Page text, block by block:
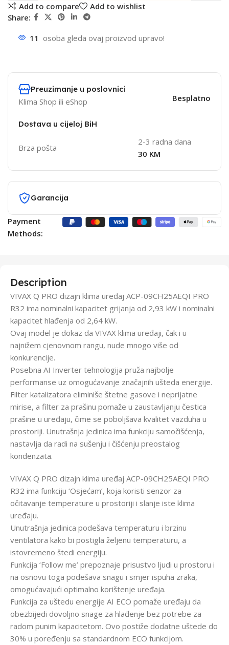
Add to compare
Add to wishlist
Share:
11 osoba gleda ovaj proizvod upravo!
Preuzimanje u poslovnici
Klima Shop ili eShop Besplatno
Dostava u cijeloj BiH
Brza pošta
2-3 radna dana
30 KM
Garancija
Payment
Methods:
Description
VIVAX Q PRO dizajn klima uređaj ACP-09CH25AEQI PRO
R32 ima nominalni kapacitet grijanja od 2,93 kW i nominalni
kapacitet hlađenja od 2,64 kW.
Ovaj model je dokaz da VIVAX klima uređaji, čak i u
najnižem cjenovnom rangu, nude mnogo više od
konkurencije.
Posebna AI Inverter tehnologija pruža najbolje
performanse uz omogućavanje značajnih ušteda energije.
Filter katalizatora eliminiše štetne gasove i neprijatne
mirise, a filter za prašinu pomaže u zaustavljanju čestica
prašine u uređaju, čime se poboljšava kvalitet vazduha u
prostoriji. Unutrašnja jedinica ima funkciju samočišćenja,
nastavlja da radi na sušenju i čišćenju preostalog
kondenzata.
VIVAX Q PRO dizajn klima uređaj ACP-09CH25AEQI PRO
R32 ima funkciju ‘Osjećam’, koja koristi senzor za
očitavanje temperature u prostoriji i slanje iste klima
uređaju.
Unutrašnja jedinica podešava temperaturu i brzinu
ventilatora kako bi postigla željenu temperaturu, a
istovremeno štedi energiju.
Funkcija ‘Follow me’ prepoznaje prisustvo ljudi u prostoru i
na osnovu toga podešava snagu i smjer ispuha zraka,
omogućavajući optimalno korištenje uređaja.
Funkcija za uštedu energije AI ECO pomaže uređaju da
obezbijedi dovoljno snage za hlađenje bez potrebe za
radom punim kapacitetom. Ovo postiže dodatne uštede do
30% u poređenju sa standardnom ECO funkcijom.